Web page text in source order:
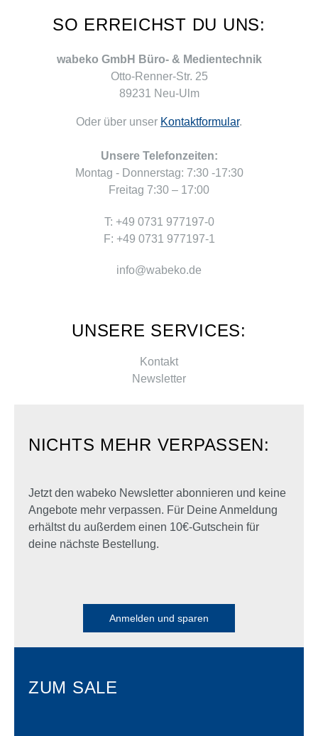
SO ERREICHST DU UNS:
wabeko GmbH Büro- & Medientechnik
Otto-Renner-Str. 25
89231 Neu-Ulm
Oder über unser Kontaktformular.
Unsere Telefonzeiten:
Montag - Donnerstag: 7:30 -17:30
Freitag 7:30 – 17:00
T: +49 0731 977197-0
F: +49 0731 977197-1
info@wabeko.de
UNSERE SERVICES:
Kontakt
Newsletter
NICHTS MEHR VERPASSEN:
Jetzt den wabeko Newsletter abonnieren und keine
Angebote mehr verpassen. Für Deine Anmeldung
erhältst du außerdem einen 10€-Gutschein für
deine nächste Bestellung.
Anmelden und sparen
ZUM SALE